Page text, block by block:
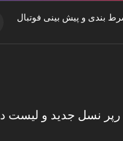
رپر نسل جدید و